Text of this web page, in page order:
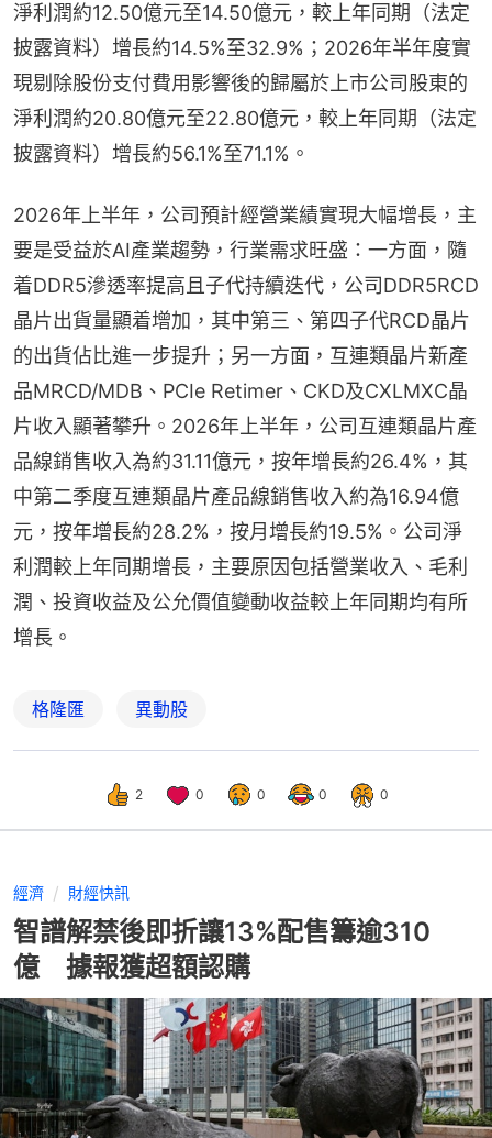
淨利潤約12.50億元至14.50億元，較上年同期（法定
披露資料）增長約14.5%至32.9%；2026年半年度實
現剔除股份支付費用影響後的歸屬於上市公司股東的
淨利潤約20.80億元至22.80億元，較上年同期（法定
披露資料）增長約56.1%至71.1%。
2026年上半年，公司預計經營業績實現大幅增長，主
要是受益於AI產業趨勢，行業需求旺盛：一方面，隨
着DDR5滲透率提高且子代持續迭代，公司DDR5RCD
晶片出貨量顯着增加，其中第三、第四子代RCD晶片
的出貨佔比進一步提升；另一方面，互連類晶片新產
品MRCD/MDB、PCIe Retimer、CKD及CXLMXC晶
片收入顯著攀升。2026年上半年，公司互連類晶片產
品線銷售收入為約31.11億元，按年增長約26.4%，其
中第二季度互連類晶片產品線銷售收入約為16.94億
元，按年增長約28.2%，按月增長約19.5%。公司淨
利潤較上年同期增長，主要原因包括營業收入、毛利
潤、投資收益及公允價值變動收益較上年同期均有所
增長。
格隆匯 異動股
2 0 0 0 0
經濟 財經快訊
智譜解禁後即折讓13%配售籌逾310
億 據報獲超額認購